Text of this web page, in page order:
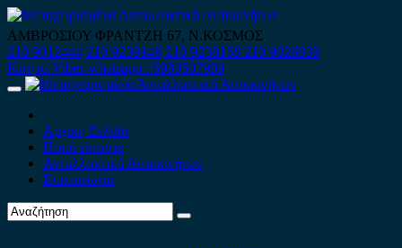
Skip
to
content
ΑΜΒΡΟΣΙΟΥ ΦΡΑΝΤΖΗ 67, Ν.ΚΟΣΜΟΣ
210 9012444 210 9239148 210 9238158 210 9026839
Κινητό-Viber-whatsapp : 6980507900
Primary
Αρχική Σελίδα
Ποιοί είμαστε
Ανταλλακτικά Αυτοκινήτων
Επικοινωνία